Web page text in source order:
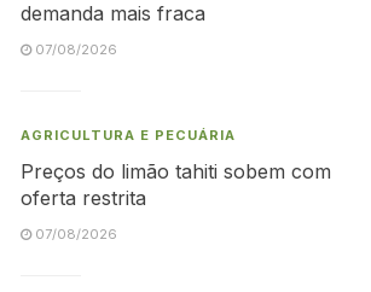
demanda mais fraca
07/08/2026
AGRICULTURA E PECUÁRIA
Preços do limão tahiti sobem com
oferta restrita
07/08/2026